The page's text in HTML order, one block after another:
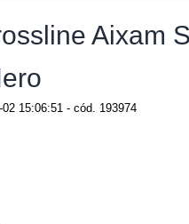
Aixam
02 15:06:51 - cód. 193974